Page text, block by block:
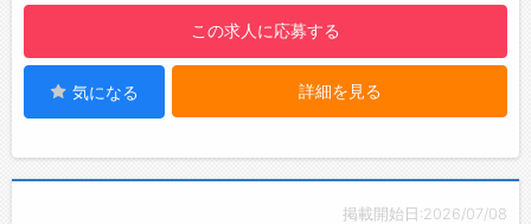
・資格取得費用は全額会社負担！
・資格取得時に取得一時金20,000円～30,000
円を支給！
がいい環境です♪
・困っているときに助けてくれるカッコいい先
輩、失敗して落ち込んでいるときに優しく声を
↓
10:00：点検・結果説明
・お待ちのお客様へ車の引渡し時間をお伝え、
・お客様へ車の下見せ、結果説明
12:00：昼食
この求人に応募する
気になる 詳細を見る
掲載開始日:2026/07/08